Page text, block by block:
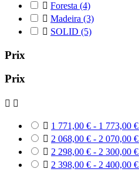
 Foresta (4)
 Madeira (3)
 SOLID (5)
Prix
Prix
 
 1 771,00 € - 1 773,00 €
 2 068,00 € - 2 070,00 €
 2 298,00 € - 2 300,00 €
 2 398,00 € - 2 400,00 €